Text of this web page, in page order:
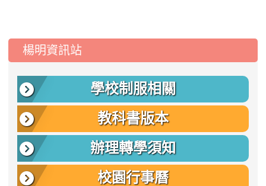
::: 楊明資訊站
學校制服相關
教科書版本
辦理轉學須知
校園行事曆